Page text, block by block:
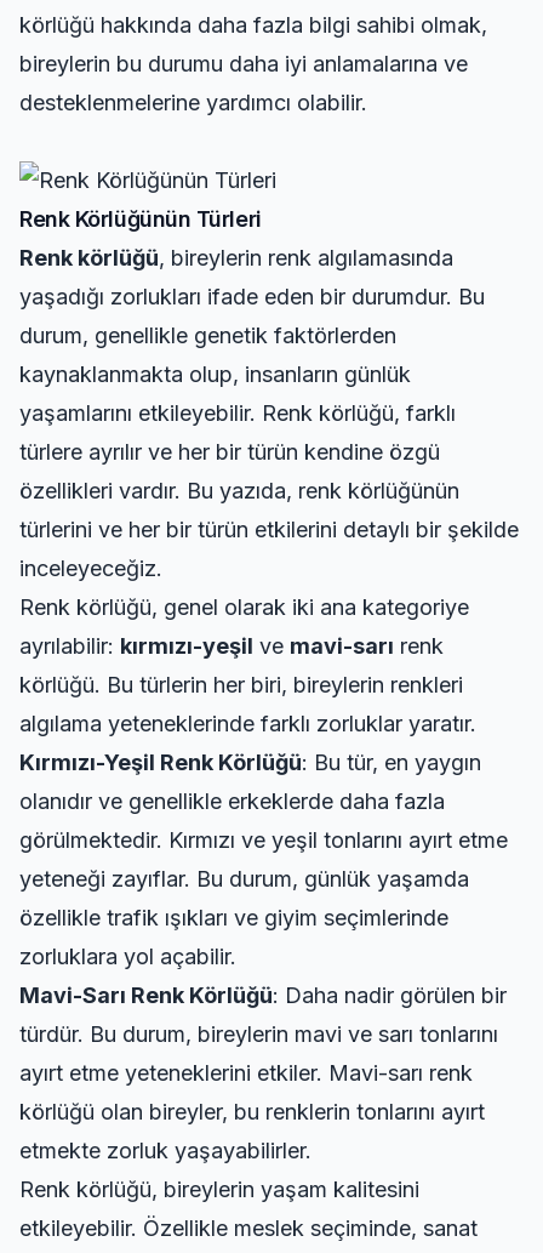
körlüğü hakkında daha fazla bilgi sahibi olmak,
bireylerin bu durumu daha iyi anlamalarına ve
desteklenmelerine yardımcı olabilir.
Renk Körlüğünün Türleri
Renk körlüğü, bireylerin renk algılamasında
yaşadığı zorlukları ifade eden bir durumdur. Bu
durum, genellikle genetik faktörlerden
kaynaklanmakta olup, insanların günlük
yaşamlarını etkileyebilir. Renk körlüğü, farklı
türlere ayrılır ve her bir türün kendine özgü
özellikleri vardır. Bu yazıda, renk körlüğünün
türlerini ve her bir türün etkilerini detaylı bir şekilde
inceleyeceğiz.
Renk körlüğü, genel olarak iki ana kategoriye
ayrılabilir: kırmızı-yeşil ve mavi-sarı renk
körlüğü. Bu türlerin her biri, bireylerin renkleri
algılama yeteneklerinde farklı zorluklar yaratır.
Kırmızı-Yeşil Renk Körlüğü: Bu tür, en yaygın
olanıdır ve genellikle erkeklerde daha fazla
görülmektedir. Kırmızı ve yeşil tonlarını ayırt etme
yeteneği zayıflar. Bu durum, günlük yaşamda
özellikle trafik ışıkları ve giyim seçimlerinde
zorluklara yol açabilir.
Mavi-Sarı Renk Körlüğü: Daha nadir görülen bir
türdür. Bu durum, bireylerin mavi ve sarı tonlarını
ayırt etme yeteneklerini etkiler. Mavi-sarı renk
körlüğü olan bireyler, bu renklerin tonlarını ayırt
etmekte zorluk yaşayabilirler.
Renk körlüğü, bireylerin yaşam kalitesini
etkileyebilir. Özellikle meslek seçiminde, sanat